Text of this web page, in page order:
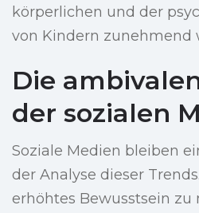
körperlichen und der
von Kindern zunehmend
Die
der sozialen
Soziale Medien bleiben
der Analyse dieser
erhöhtes Bewusstsein zu